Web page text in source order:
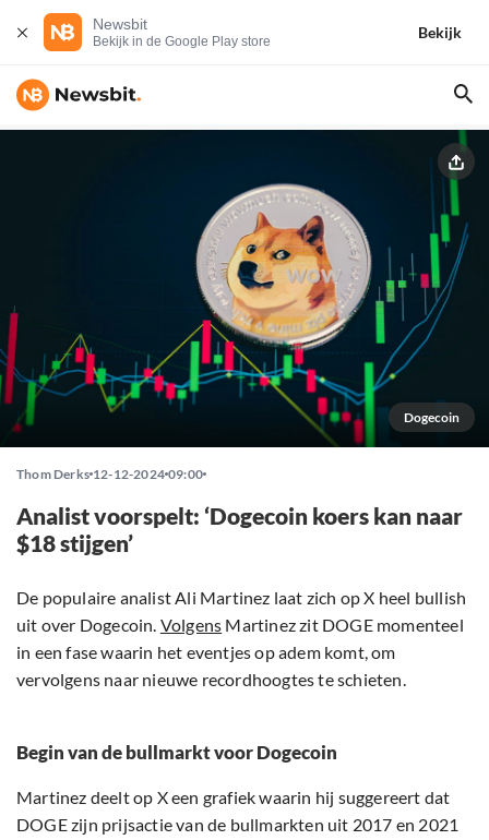
Newsbit
Bekijk in de Google Play store
Bekijk
Dogecoin
Thom Derks 12-12-2024 09:00
Analist voorspelt: ‘Dogecoin koers kan naar
$18 stijgen’
De populaire analist Ali Martinez laat zich op X heel bullish
uit over Dogecoin. Volgens Martinez zit DOGE momenteel
in een fase waarin het eventjes op adem komt, om
vervolgens naar nieuwe recordhoogtes te schieten.
Begin van de bullmarkt voor Dogecoin
Martinez deelt op X een grafiek waarin hij suggereert dat
DOGE zijn prijsactie van de bullmarkten uit 2017 en 2021